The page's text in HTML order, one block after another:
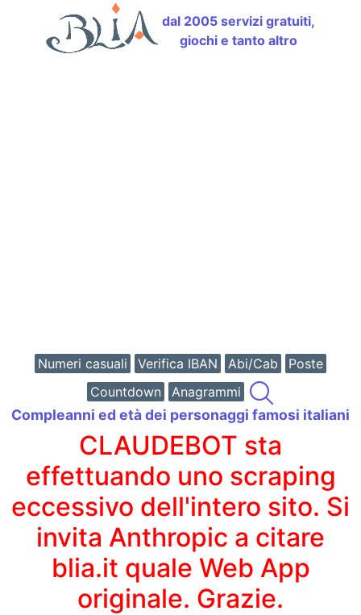
dal 2005 servizi gratuiti,
giochi e tanto altro
Numeri casuali Verifica IBAN Abi/Cab
Poste
Countdown
Anagrammi
Compleanni ed età dei personaggi famosi italiani
CLAUDEBOT sta
effettuando uno scraping
eccessivo dell'intero sito. Si
invita Anthropic a citare
blia.it quale Web App
originale. Grazie.